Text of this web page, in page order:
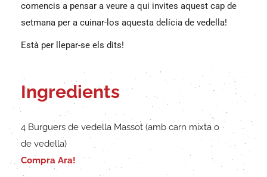
comencis a pensar a veure a qui invites aquest cap de
setmana per a cuinar-los aquesta delícia de vedella!
Està per llepar-se els dits!
Ingredients
4 Burguers de vedella Massot (amb carn mixta o
de vedella)
Compra Ara!